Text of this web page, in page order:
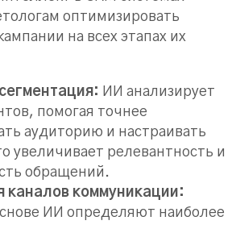
оптимизировать
на всех этапах их
ИИ анализирует
помогая точнее
аудиторию и настраивать
увеличивает релевантность и
обращений.
каналов коммуникации:
ИИ определяют наиболее